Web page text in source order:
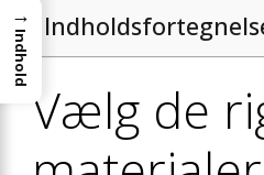
Vælg de
→
Indhold